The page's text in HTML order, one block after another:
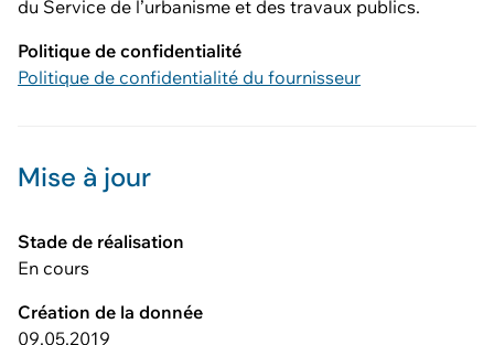
du Service de l’urbanisme et des travaux publics.
Politique de confidentialité
Politique de confidentialité du fournisseur
Mise à jour
Stade de réalisation
En cours
Création de la donnée
09.05.2019